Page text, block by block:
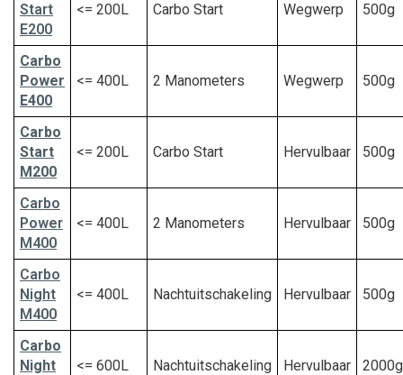
Start
E200
<= 200L Carbo Start Wegwerp 500g
Carbo
Power
E400
<= 400L 2 Manometers Wegwerp 500g
Carbo
Start
M200
<= 200L Carbo Start Hervulbaar 500g
Carbo
Power
M400
<= 400L 2 Manometers Hervulbaar 500g
Carbo
Night
M400
<= 400L Nachtuitschakeling Hervulbaar 500g
Carbo
Night
<= 600L Nachtuitschakeling Hervulbaar 2000g